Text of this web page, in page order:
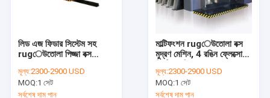
লিড এজ ফিডার সিস্টেম সহ
rugেউতোলা পিজ্জা বক্স
মূল্য:2300-2900 USD
MOQ:1 সেট
সর্বশেষ দাম পান
মাল্টিফংশন rugেউতোলা বক্স
মুদ্রণ মেশিন, 4 রঙিন ফ্লেক্সো
মূল্য:2300-2900 USD
MOQ:1 সেট
সর্বশেষ দাম পান